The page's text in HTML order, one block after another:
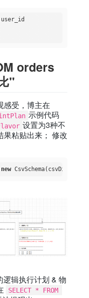
=
print
metaData =
{
i++) {
{
"\t");
orders
"
感受，博主在
示例代码
设置为3种不
果粘贴出来； 修改
new
逻辑执行计划 & 物
SELECT * FROM